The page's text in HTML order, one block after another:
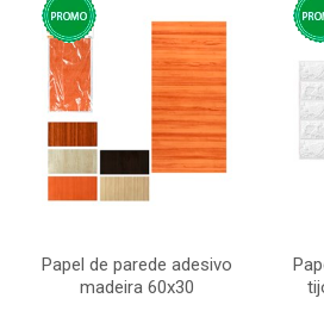
Papel de parede adesivo
madeira 60x30